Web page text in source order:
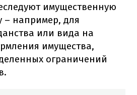
имущественную
– например, для
или вида на
имущества,
ограничений